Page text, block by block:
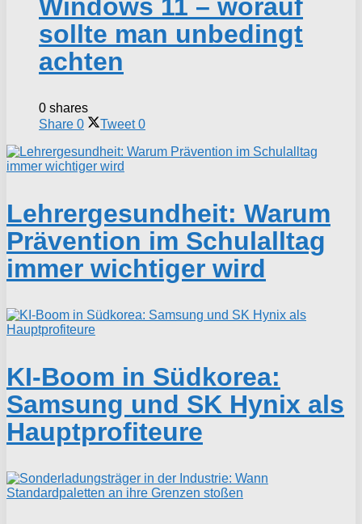
Windows 11 – worauf
sollte man unbedingt
achten
0 shares
Share 0 Tweet 0
Lehrergesundheit: Warum
Prävention im Schulalltag
immer wichtiger wird
KI-Boom in Südkorea:
Samsung und SK Hynix als
Hauptprofiteure